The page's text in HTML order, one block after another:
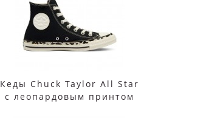
Кеды Chuck Taylor All Star
с леопардовым принтом